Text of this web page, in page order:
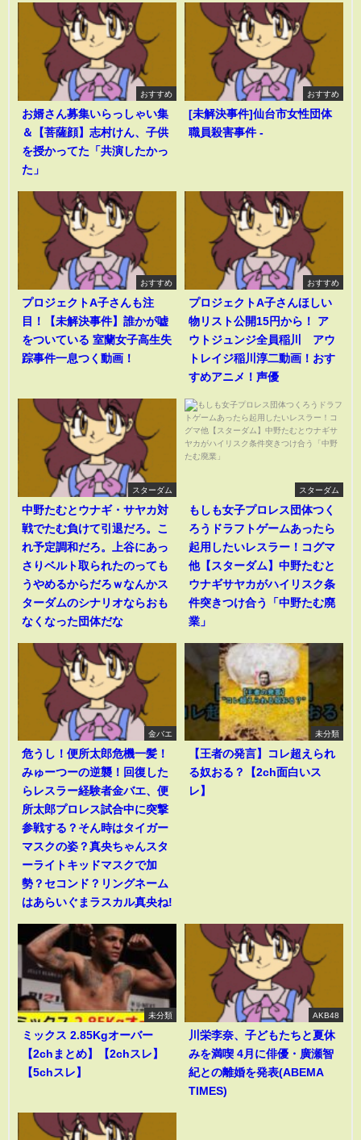
おすすめ
お婿さん募集いらっしゃい集
＆【菩薩顔】志村けん、子供
を授かってた「共演したかっ
た」
おすすめ
[未解決事件]仙台市女性団体
職員殺害事件 -
おすすめ
プロジェクトA子さんも注
目！【未解決事件】誰かが嘘
をついている 室蘭女子高生失
踪事件一息つく動画！
おすすめ
プロジェクトA子さんほしい
物リスト公開15円から！ ア
ウトジュンジ全員稲川 アウ
トレイジ稲川淳二動画！おす
すめアニメ！声優
スターダム
中野たむとウナギ・サヤカ対
戦でたむ負けて引退だろ。こ
れ予定調和だろ。上谷にあっ
さりベルト取られたのっても
うやめるからだろｗなんかス
ターダムのシナリオならおも
なくなった団体だな
スターダム
もしも女子プロレス団体つく
ろうドラフトゲームあったら
起用したいレスラー！コグマ
他【スターダム】中野たむと
ウナギサヤカがハイリスク条
件突きつけ合う「中野たむ廃
業」
金バエ
危うし！便所太郎危機一髪！
みゅーつーの逆襲！回復した
らレスラー経験者金バエ、便
所太郎プロレス試合中に突撃
参戦する？そん時はタイガー
マスクの姿？真央ちゃんスタ
ーライトキッドマスクで加
勢？セコンド？リングネーム
はあらいぐまラスカル真央ね!
未分類
【王者の発言】コレ超えられ
る奴おる？【2ch面白いス
レ】
未分類
ミックス 2.85Kgオーバー
【2chまとめ】【2chスレ】
【5chスレ】
AKB48
川栄李奈、子どもたちと夏休
みを満喫 4月に俳優・廣瀬智
紀との離婚を発表(ABEMA
TIMES)